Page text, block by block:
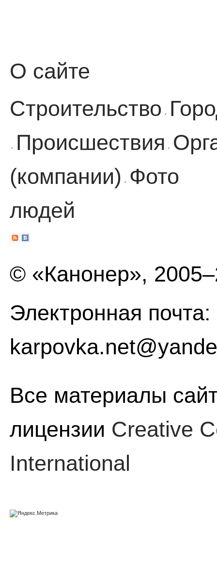
О сайте
Строительство ·
· Происшествия ·
(компании)
·
Фото
людей
© «Канонер»,
Электронная почта:
Все материалы
лицензии Creative
International